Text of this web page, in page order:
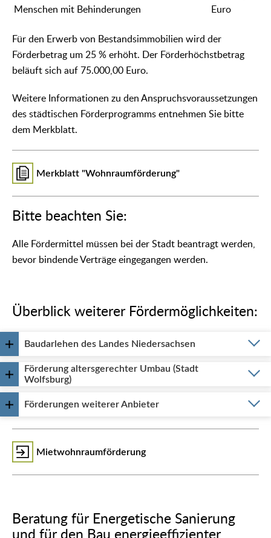
Menschen mit Behinderungen
Euro
Für den Erwerb von Bestandsimmobilien wird der
Förderbetrag um 25 % erhöht. Der Förderhöchstbetrag
beläuft sich auf 75.000,00 Euro.
Weitere Informationen zu den Anspruchsvoraussetzungen
des städtischen Förderprogramms entnehmen Sie bitte
dem Merkblatt.
Merkblatt "Wohnraumförderung"
Bitte beachten Sie:
Alle Fördermittel müssen bei der Stadt beantragt werden,
bevor bindende Verträge eingegangen werden.
Überblick weiterer Fördermöglichkeiten:
Baudarlehen des Landes Niedersachsen
Förderung altersgerechter Umbau (Stadt
Wolfsburg)
Förderungen weiterer Anbieter
Mietwohnraumförderung
Beratung für Energetische Sanierung
und für den Bau energieeffizienter